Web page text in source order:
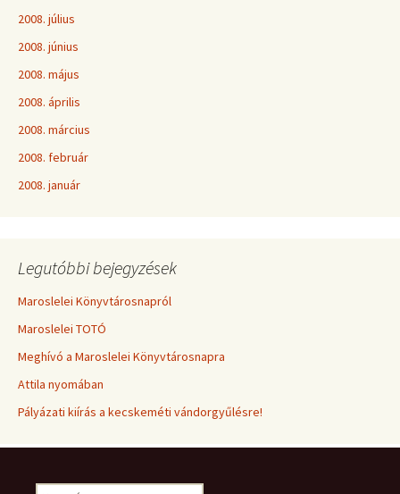
2008. július
2008. június
2008. május
2008. április
2008. március
2008. február
2008. január
Legutóbbi bejegyzések
Maroslelei Könyvtárosnapról
Maroslelei TOTÓ
Meghívó a Maroslelei Könyvtárosnapra
Attila nyomában
Pályázati kiírás a kecskeméti vándorgyűlésre!